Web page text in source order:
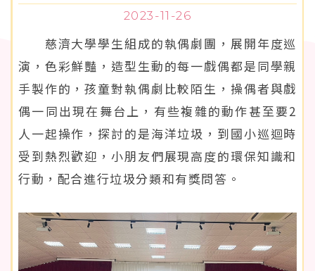
2023-11-26
慈濟大學學生組成的執偶劇團，展開年度巡
演，色彩鮮豔，造型生動的每一戲偶都是同學親
手製作的，孩童對執偶劇比較陌生，操偶者與戲
偶一同出現在舞台上，有些複雜的動作甚至要2
人一起操作，探討的是海洋垃圾，到國小巡迴時
受到熱烈歡迎，小朋友們展現高度的環保知識和
行動，配合進行垃圾分類和有獎問答。